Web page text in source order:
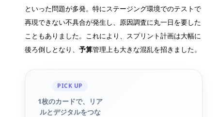
といった問題が多発。特にステージング環境でのテストで
再現できない不具合が発生し、原因調査に丸一日を要した
こともありました。これにより、スプリント計画は大幅に
後ろ倒しとなり、 予算管理上も大きな混乱を招きました。
PICK UP
1枚のカードで、リア
ルとデジタルをつな